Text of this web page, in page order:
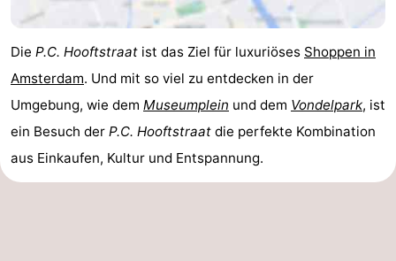
Die P.C. Hooftstraat ist das Ziel für luxuriöses Shoppen in
Amsterdam. Und mit so viel zu entdecken in der
Umgebung, wie dem Museumplein und dem Vondelpark, ist
ein Besuch der P.C. Hooftstraat die perfekte Kombination
aus Einkaufen, Kultur und Entspannung.